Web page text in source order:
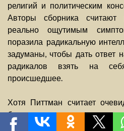
религий и политическим
Авторы сборника
реально ощутимым
поразила радикальную
задуманы, чтобы дать ответ
радикалов взять на
происшедшее.
Хотя Питтман считает
было смысла отстаивать
«Мастере и Маргарите»,